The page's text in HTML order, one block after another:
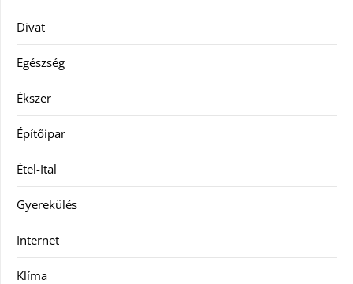
Divat
Egészség
Ékszer
Építőipar
Étel-Ital
Gyerekülés
Internet
Klíma